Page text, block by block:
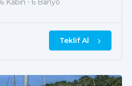
Teklif Al